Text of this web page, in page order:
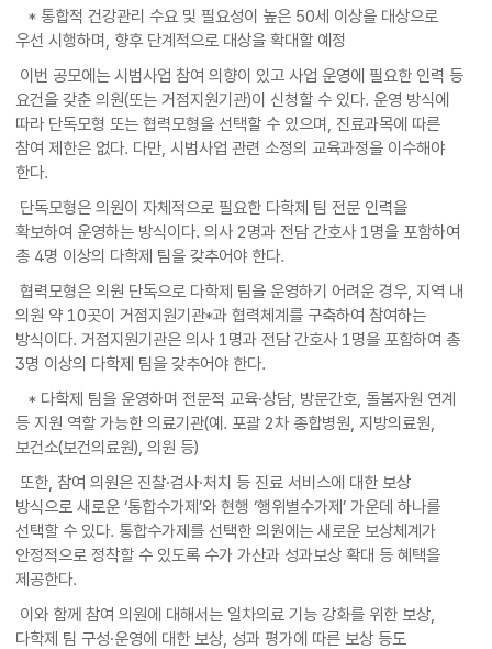
* 통합적 건강관리 수요 및 필요성이 높은 50세 이상을 대상으로
우선 시행하며, 향후 단계적으로 대상을 확대할 예정
이번 공모에는 시범사업 참여 의향이 있고 사업 운영에 필요한 인력 등
요건을 갖춘 의원(또는 거점지원기관)이 신청할 수 있다. 운영 방식에
따라 단독모형 또는 협력모형을 선택할 수 있으며, 진료과목에 따른
참여 제한은 없다. 다만, 시범사업 관련 소정의 교육과정을 이수해야
한다.
단독모형은 의원이 자체적으로 필요한 다학제 팀 전문 인력을
확보하여 운영하는 방식이다. 의사 2명과 전담 간호사 1명을 포함하여
총 4명 이상의 다학제 팀을 갖추어야 한다.
협력모형은 의원 단독으로 다학제 팀을 운영하기 어려운 경우, 지역 내
의원 약 10곳이 거점지원기관*과 협력체계를 구축하여 참여하는
방식이다. 거점지원기관은 의사 1명과 전담 간호사 1명을 포함하여 총
3명 이상의 다학제 팀을 갖추어야 한다.
* 다학제 팀을 운영하며 전문적 교육·상담, 방문간호, 돌봄자원 연계
등 지원 역할 가능한 의료기관(예. 포괄 2차 종합병원, 지방의료원,
보건소(보건의료원), 의원 등)
또한, 참여 의원은 진찰·검사·처치 등 진료 서비스에 대한 보상
방식으로 새로운 ‘통합수가제’와 현행 ‘행위별수가제’ 가운데 하나를
선택할 수 있다. 통합수가제를 선택한 의원에는 새로운 보상체계가
안정적으로 정착할 수 있도록 수가 가산과 성과보상 확대 등 혜택을
제공한다.
이와 함께 참여 의원에 대해서는 일차의료 기능 강화를 위한 보상,
다학제 팀 구성·운영에 대한 보상, 성과 평가에 따른 보상 등도